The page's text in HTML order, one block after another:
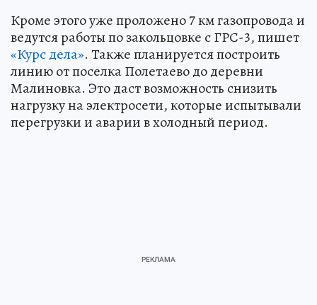
Кроме этого уже проложено 7 км газопровода и
ведутся работы по закольцовке с ГРС-3, пишет
«Курс дела». Также планируется построить
линию от поселка Полетаево до деревни
Малиновка. Это даст возможность снизить
нагрузку на электросети, которые испытывали
перегрузки и аварии в холодный период.